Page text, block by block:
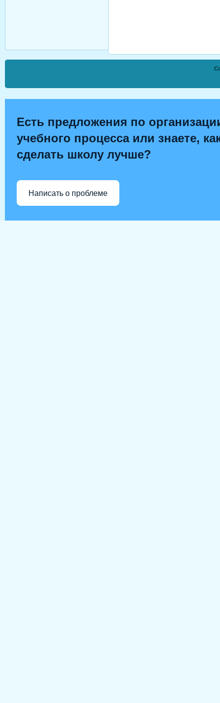
Есть предложения по
учебного процесса или знаете,
сделать школу лучше?
Написать о проблеме